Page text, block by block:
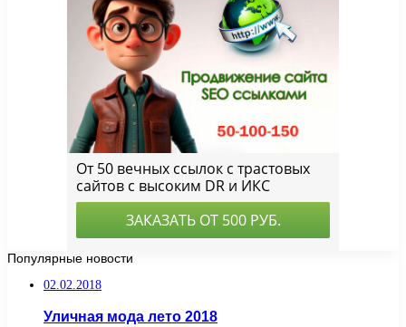
Популярные новости
02.02.2018
Уличная мода лето 2018